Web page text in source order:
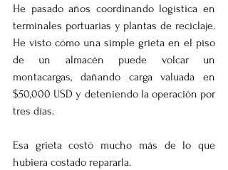
He pasado años coordinando logística en
terminales portuarias y plantas de reciclaje.
He visto cómo una simple grieta en el piso
de un almacén puede volcar un
montacargas, dañando carga valuada en
$50,000 USD y deteniendo la operación por
tres días.
Esa grieta costó mucho más de lo que
hubiera costado repararla.